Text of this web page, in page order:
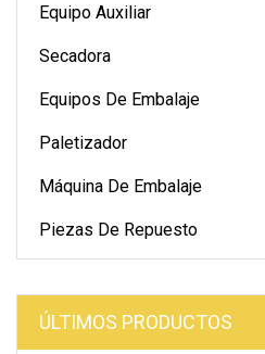
Equipo Auxiliar
Secadora
Equipos De Embalaje
Paletizador
Máquina De Embalaje
Piezas De Repuesto
ÚLTIMOS PRODUCTOS